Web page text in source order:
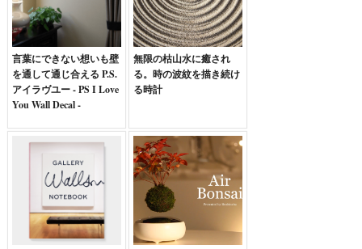
言葉にできない想いも壁
を通して通じ合える P.S.
アイラヴユー - PS I Love
You Wall Decal -
無限の枯山水に癒され
る。時の波紋を描き続け
る時計